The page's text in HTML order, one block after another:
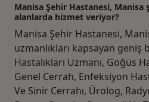
Manisa Şehir Hastanesi, Manisa
alanlarda hizmet veriyor?
Manisa Şehir Hastanesi,
uzmanlıkları kapsayan geniş
Hastalıkları Uzmanı, Göğüs
Genel Cerrah, Enfeksiyon
Ve Sinir Cerrahı, Ürolog,